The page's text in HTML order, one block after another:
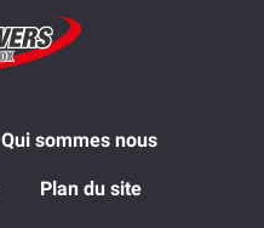
Qui sommes nous
Plan du site